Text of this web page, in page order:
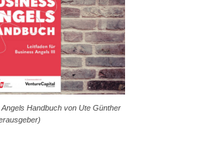
Handbuch von Ute Günther